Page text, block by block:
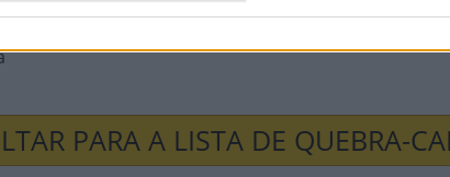
eles
de Portugal
PARA A LISTA DE QUEBRA-